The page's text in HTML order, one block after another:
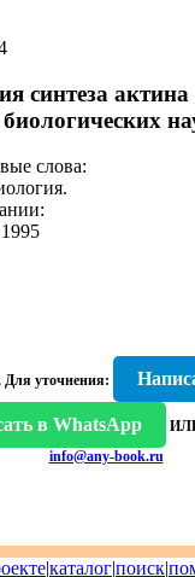
синтеза актина
слова:
Для уточнения:
в WhatsApp
info@any-book.ru
|каталог|поиск|